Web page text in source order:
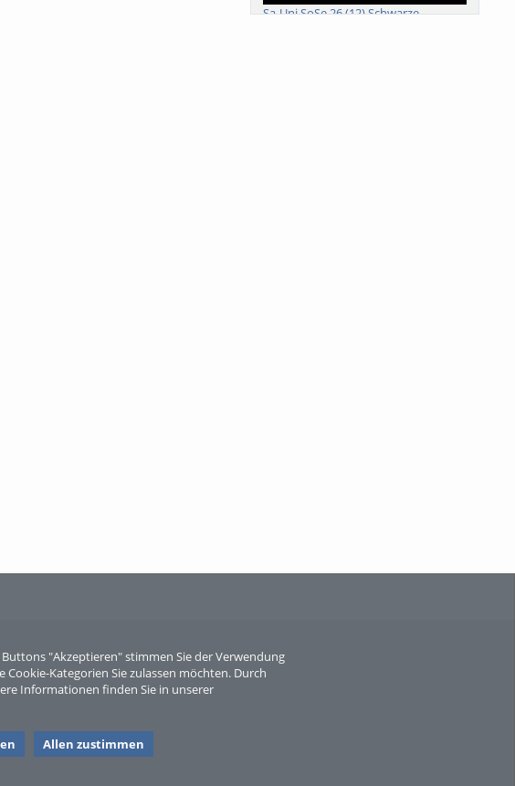
"Akzeptieren" stimmen Sie der Verwendung
Kategorien Sie zulassen möchten. Durch
Informationen finden Sie in unserer
Allen zustimmen
Sa-Uni SoSe 26 (12) Schwarze
Sperber